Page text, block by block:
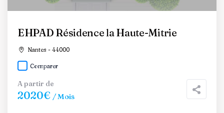
EHPAD Résidence la Haute-Mitrie
Nantes - 44000
Comparer
A partir de
2020€ / Mois